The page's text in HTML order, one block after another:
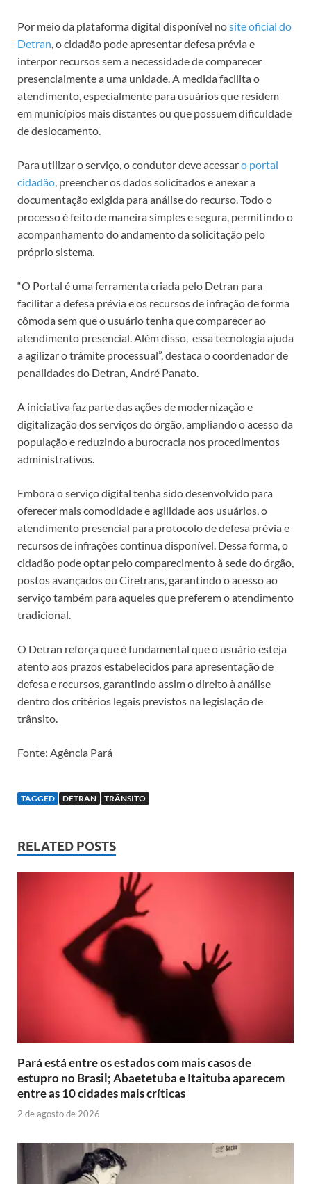
Por meio da plataforma digital disponível nosite oficial do
Detran, o cidadão pode apresentar defesa prévia e
interpor recursos sem a necessidade de comparecer
presencialmente a uma unidade. A medida facilita o
atendimento, especialmente para usuários que residem
em municípios mais distantes ou que possuem dificuldade
de deslocamento.
Para utilizar o serviço, o condutor deve acessaro portal
cidadão, preencher os dados solicitados e anexar a
documentação exigida para análise do recurso. Todo o
processo é feito de maneira simples e segura, permitindo o
acompanhamento do andamento da solicitação pelo
próprio sistema.
“O Portal é uma ferramenta criada pelo Detran para
facilitar a defesa prévia e os recursos de infração de forma
cômoda sem que o usuário tenha que comparecer ao
atendimento presencial. Além disso, essa tecnologia ajuda
a agilizar o trâmite processual”, destaca o coordenador de
penalidades do Detran, André Panato.
A iniciativa faz parte das ações de modernização e
digitalização dos serviços do órgão, ampliando o acesso da
população e reduzindo a burocracia nos procedimentos
administrativos.
Embora o serviço digital tenha sido desenvolvido para
oferecer mais comodidade e agilidade aos usuários, o
atendimento presencial para protocolo de defesa prévia e
recursos de infrações continua disponível. Dessa forma, o
cidadão pode optar pelo comparecimento à sede do órgão,
postos avançados ou Ciretrans, garantindo o acesso ao
serviço também para aqueles que preferem o atendimento
tradicional.
O Detran reforça que é fundamental que o usuário esteja
atento aos prazos estabelecidos para apresentação de
defesa e recursos, garantindo assim o direito à análise
dentro dos critérios legais previstos na legislação de
trânsito.
Fonte: Agência Pará
TAGGED DETRAN TRÂNSITO
RELATED POSTS
Pará está entre os estados com mais casos de
estupro no Brasil; Abaetetuba e Itaituba aparecem
entre as 10 cidades mais críticas
2 de agosto de 2026